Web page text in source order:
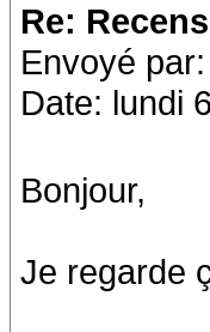
Re:
Envoyé par:
Date: lundi
Bonjour,
Je regarde